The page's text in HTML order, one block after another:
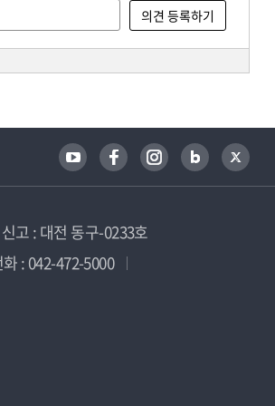
고 : 대전 동구-0233호
: 042-472-5000